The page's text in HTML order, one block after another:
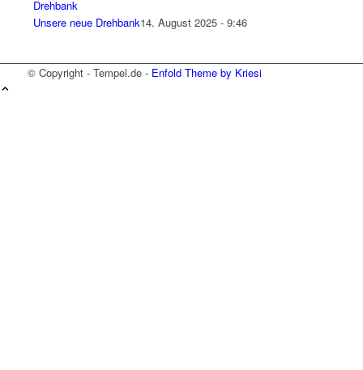
Unsere neue Drehbank14. August 2025 - 9:46
© Copyright - Tempel.de - Enfold Theme by Kriesi